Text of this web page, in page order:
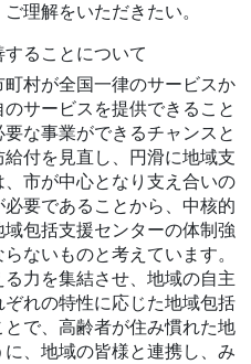
理解をいただきたい。
ることについて
村が全国一律のサービスか
サービスを提供できること
な事業ができるチャンスと
付を見直し、円滑に地域支
市が中心となり支え合いの
要であることから、中核的
包括支援センターの体制強
ないものと考えています。
力を集結させ、地域の自主
れの特性に応じた地域包括
で、高齢者が住み慣れた地
、地域の皆様と連携し、み